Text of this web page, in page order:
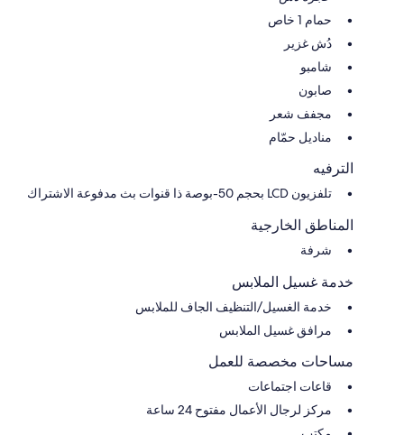
حمام 1 خاص
دُش غزير
شامبو
صابون
مجفف شعر
مناديل حمّام
الترفيه
تلفزيون LCD بحجم 50-بوصة ذا قنوات بث مدفوعة الاشتراك
المناطق الخارجية
شرفة
خدمة غسيل الملابس
خدمة الغسيل/التنظيف الجاف للملابس
مرافق غسيل الملابس
مساحات مخصصة للعمل
قاعات اجتماعات
مركز لرجال الأعمال مفتوح 24 ساعة